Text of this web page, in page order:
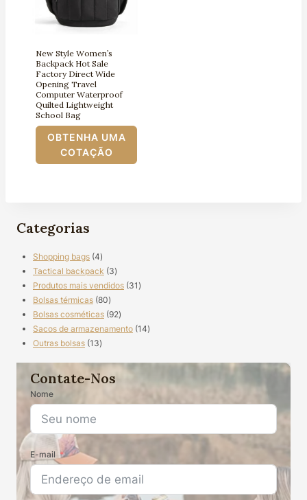
New Style Women’s
Backpack Hot Sale
Factory Direct Wide
Opening Travel
Computer Waterproof
Quilted Lightweight
School Bag
OBTENHA UMA
COTAÇÃO
Categorias
Shopping bags 44
produtos
Tactical backpack 33
produtos
Produtos mais vendidos 31 31
Bolsas térmicas 8080
produtos
Bolsas cosméticas 9292
produtos
Sacos de armazenamento 1414
Outras bolsas 1313
Contate-Nos
Nome
E-mail